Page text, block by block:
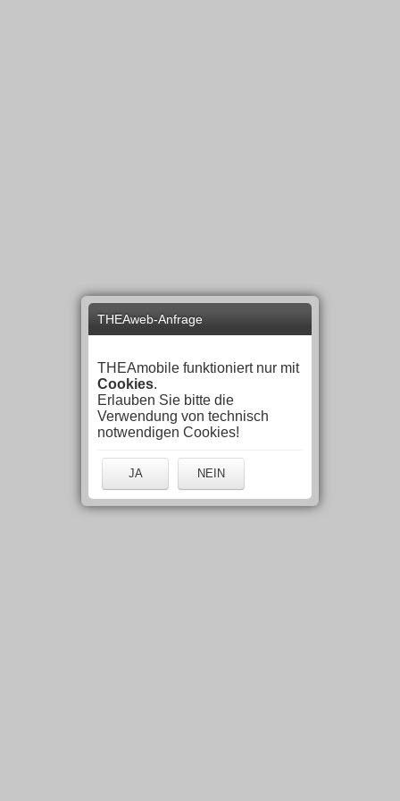
THEAweb-Anfrage
THEAmobile funktioniert nur mit
Cookies.
Erlauben Sie bitte die
Verwendung von technisch
notwendigen Cookies!
JA NEIN